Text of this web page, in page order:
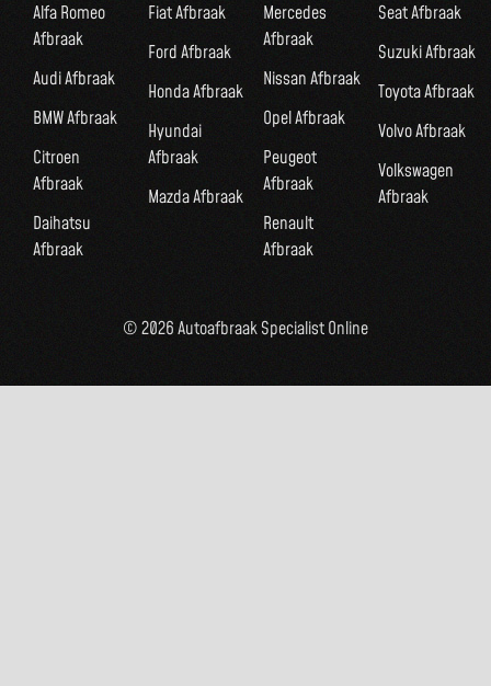
Alfa Romeo
Afbraak
Audi Afbraak
BMW Afbraak
Citroen
Afbraak
Daihatsu
Afbraak
Fiat Afbraak
Ford Afbraak
Honda Afbraak
Hyundai
Afbraak
Mazda Afbraak
Mercedes
Afbraak
Nissan Afbraak
Opel Afbraak
Peugeot
Afbraak
Renault
Afbraak
Seat Afbraak
Suzuki Afbraak
Toyota Afbraak
Volvo Afbraak
Volkswagen
Afbraak
© 2026 Autoafbraak Specialist Online